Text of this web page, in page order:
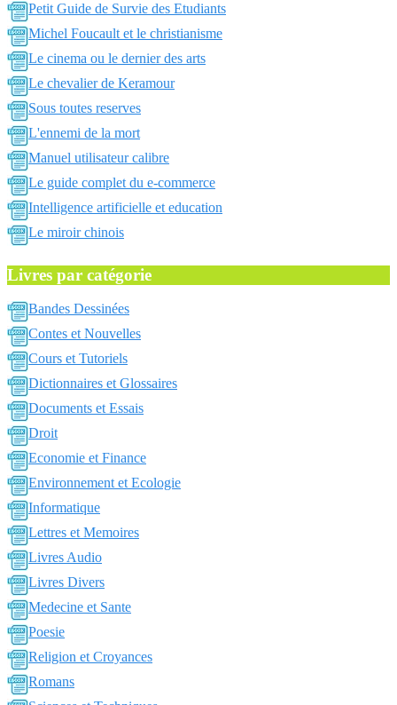
Petit Guide de Survie des Etudiants
Michel Foucault et le christianisme
Le cinema ou le dernier des arts
Le chevalier de Keramour
Sous toutes reserves
L'ennemi de la mort
Manuel utilisateur calibre
Le guide complet du e-commerce
Intelligence artificielle et education
Le miroir chinois
Livres par catégorie
Bandes Dessinées
Contes et Nouvelles
Cours et Tutoriels
Dictionnaires et Glossaires
Documents et Essais
Droit
Economie et Finance
Environnement et Ecologie
Informatique
Lettres et Memoires
Livres Audio
Livres Divers
Medecine et Sante
Poesie
Religion et Croyances
Romans